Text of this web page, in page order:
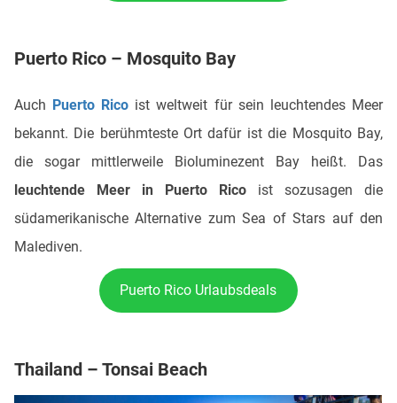
Puerto Rico – Mosquito Bay
Auch Puerto Rico ist weltweit für sein leuchtendes Meer
bekannt. Die berühmteste Ort dafür ist die Mosquito Bay,
die sogar mittlerweile Bioluminezent Bay heißt. Das
leuchtende Meer in Puerto Ricoist sozusagen die
südamerikanische Alternative zum Sea of Stars auf den
Malediven.
Puerto Rico Urlaubsdeals
Thailand – Tonsai Beach